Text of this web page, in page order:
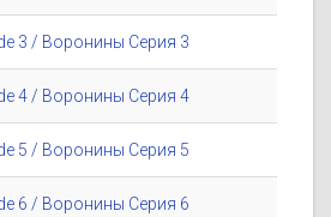
3 / Воронины Серия 3
4 / Воронины Серия 4
5 / Воронины Серия 5
6 / Воронины Серия 6